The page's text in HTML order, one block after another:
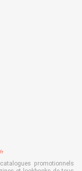
promotionnels